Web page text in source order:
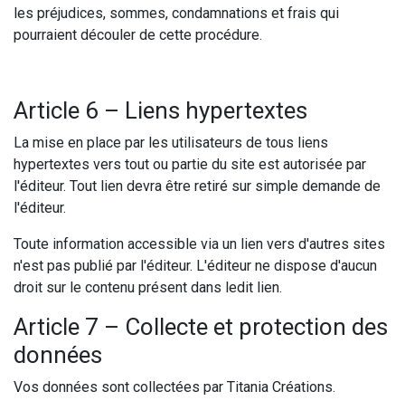
les préjudices, sommes, condamnations et frais qui
pourraient découler de cette procédure.
Article 6 – Liens hypertextes
La mise en place par les utilisateurs de tous liens
hypertextes vers tout ou partie du site est autorisée par
l'éditeur. Tout lien devra être retiré sur simple demande de
l'éditeur.
Toute information accessible via un lien vers d'autres sites
n'est pas publié par l'éditeur. L'éditeur ne dispose d'aucun
droit sur le contenu présent dans ledit lien.
Article 7 – Collecte et protection des
données
Vos données sont collectées par Titania Créations.